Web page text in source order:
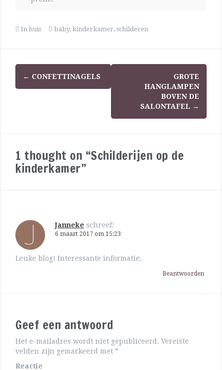
In huis baby, kinderkamer, schilderen
← CONFETTINAGELS
GROTE
HANGLAMPEN
BOVEN DE
SALONTAFEL →
1 thought on “Schilderijen op de
kinderkamer”
Janneke schreef:
6 maart 2017 om 15:23
Leuke blog! Interessante informatie.
Beantwoorden
Geef een antwoord
Het e-mailadres wordt niet gepubliceerd. Vereiste
velden zijn gemarkeerd met *
Reactie